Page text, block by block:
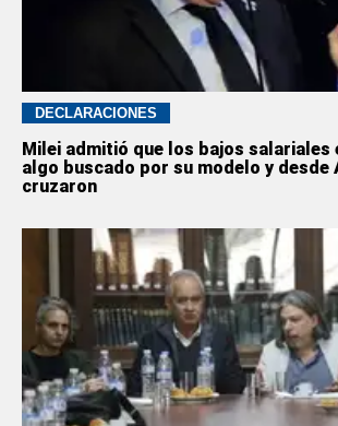
DECLARACIONES
Milei admitió que los bajos salariales
algo buscado por su modelo y desde
cruzaron